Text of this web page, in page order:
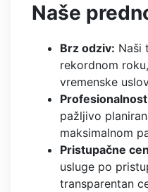
Naše
Brz odziv: Naši
rekordnom
vremenske
pažljivo
maksimalnom
Pristupačne
usluge po
transparentan